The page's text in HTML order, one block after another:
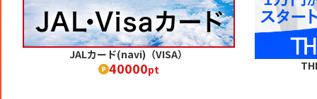
JALカード(navi)（VISA）
40000pt